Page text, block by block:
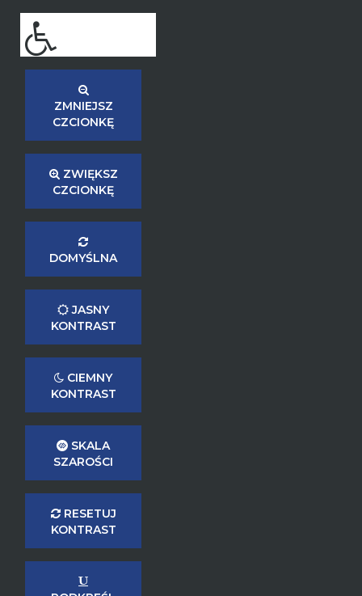
ZMNIEJSZ
CZCIONKĘ
ZWIĘKSZ
CZCIONKĘ
DOMYŚLNA
JASNY
KONTRAST
CIEMNY
KONTRAST
SKALA
SZAROŚCI
RESETUJ
KONTRAST